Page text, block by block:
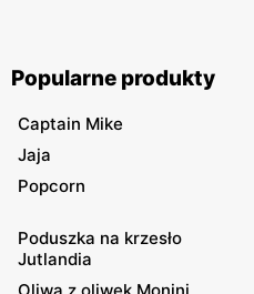
Popularne produkty
Captain Mike
Jaja
Popcorn
Poduszka na krzesło
Jutlandia